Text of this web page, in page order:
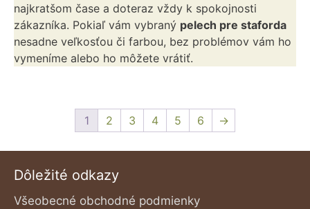
najkratšom čase a doteraz vždy k spokojnosti
zákazníka. Pokiaľ vám vybraný pelech pre staforda
nesadne veľkosťou či farbou, bez problémov vám ho
vymeníme alebo ho môžete vrátiť.
1 2 3 4 5 6 →
Dôležité odkazy
Všeobecné obchodné podmienky